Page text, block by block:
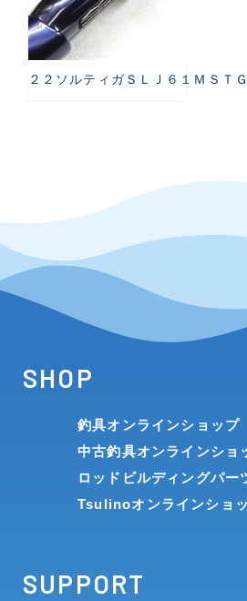
２２ソルティガＳＬＪ６１ＭＳＴＧ
SHOP
釣具オンラインショップ
中古釣具オンラインショ
ロッドビルディングパー
Tsulinoオンラインショ
SUPPORT